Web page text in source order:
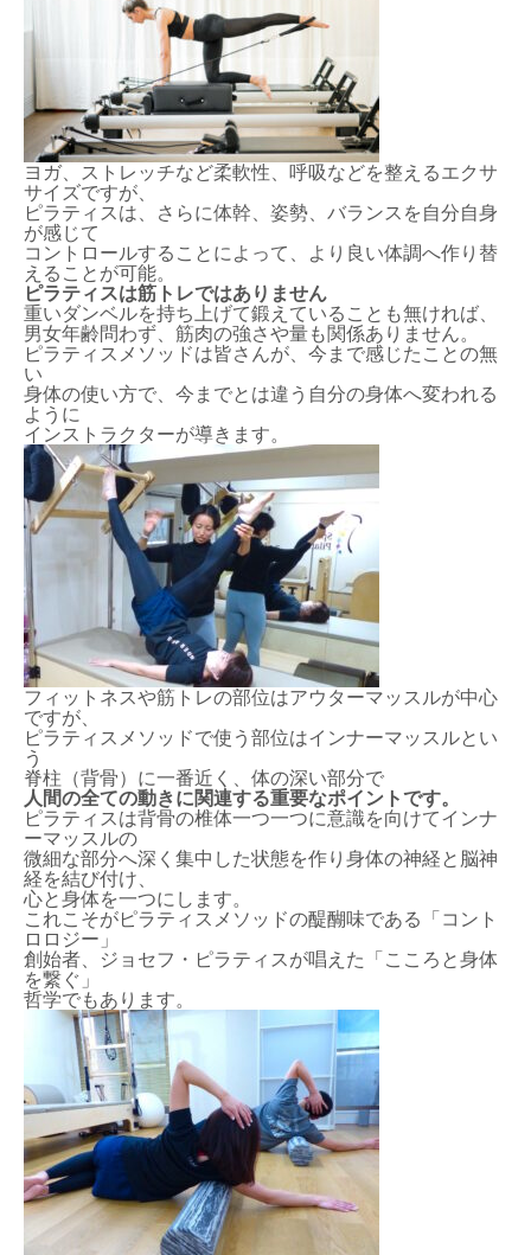
ヨガ、ストレッチなど柔軟性、呼吸などを整えるエクサ
サイズですが、
ピラティスは、さらに体幹、姿勢、バランスを自分自身
が感じて
コントロールすることによって、より良い体調へ作り替
えることが可能。
ピラティスは筋トレではありません
重いダンベルを持ち上げて鍛えていることも無ければ、
男女年齢問わず、筋肉の強さや量も関係ありません。
ピラティスメソッドは皆さんが、今まで感じたことの無
い
身体の使い方で、今までとは違う自分の身体へ変われる
ように
インストラクターが導きます。
フィットネスや筋トレの部位はアウターマッスルが中心
ですが、
ピラティスメソッドで使う部位はインナーマッスルとい
う
脊柱（背骨）に一番近く、体の深い部分で
人間の全ての動きに関連する重要なポイントです。
ピラティスは背骨の椎体一つ一つに意識を向けてインナ
ーマッスルの
微細な部分へ深く集中した状態を作り身体の神経と脳神
経を結び付け、
心と身体を一つにします。
これこそがピラティスメソッドの醍醐味である「コント
ロロジー」
創始者、ジョセフ・ピラティスが唱えた「こころと身体
を繋ぐ」
哲学でもあります。